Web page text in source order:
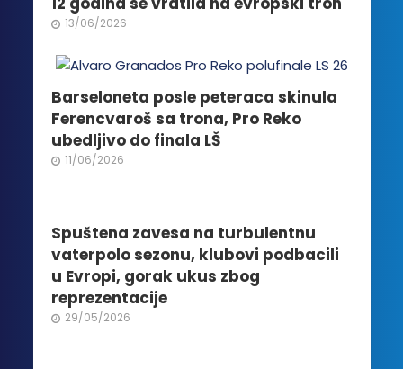
na
proizvoda.
13/06/2026
Barseloneta posle peteraca skinula
Ferencvaroš sa trona, Pro Reko
ubedljivo do finala LŠ
11/06/2026
Spuštena zavesa na turbulentnu
vaterpolo sezonu, klubovi podbacili
u Evropi, gorak ukus zbog
reprezentacije
29/05/2026